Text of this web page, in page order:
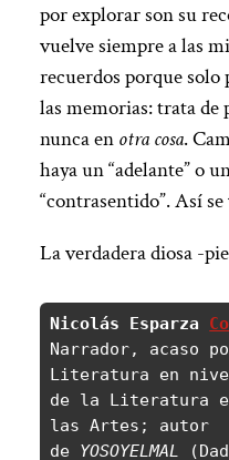
por explorar son su
vuelve siempre a las
recuerdos porque solo
las memorias: trata de
nunca en otra cosa.
haya un “adelante” o
“contrasentido”. Así
La verdadera diosa -
Nicolás Esparza
Narrador, acaso
Literatura en
de la Literatura
las Artes; autor
de YOSOYELMAL